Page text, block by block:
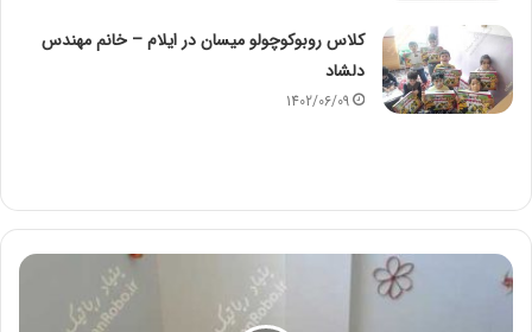
کلاس روبوکوچولو میسان در ایلام – خانم مهندس
دلشاد
1402/06/09